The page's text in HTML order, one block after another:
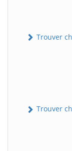
Trouver
Trouver